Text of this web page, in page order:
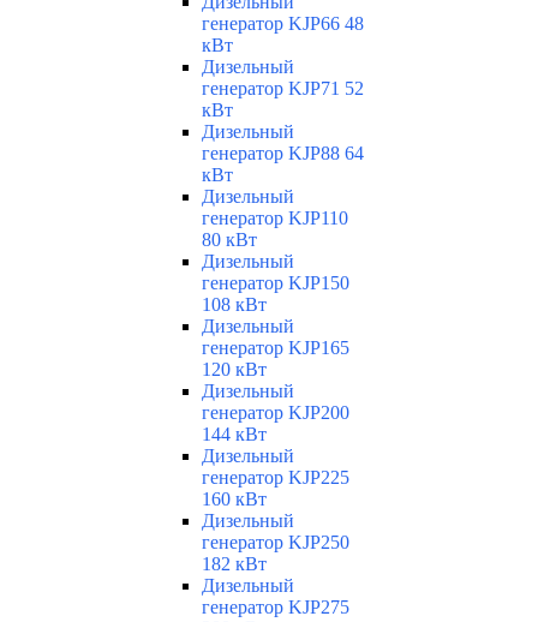
генератор KJP66 48
кВт
Дизельный
генератор KJP71 52
кВт
Дизельный
генератор KJP88 64
кВт
Дизельный
генератор KJP110
80 кВт
Дизельный
генератор KJP150
108 кВт
Дизельный
генератор KJP165
120 кВт
Дизельный
генератор KJP200
144 кВт
Дизельный
генератор KJP225
160 кВт
Дизельный
генератор KJP250
182 кВт
Дизельный
генератор KJP275